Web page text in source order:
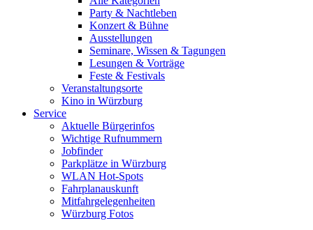
Party & Nachtleben
Konzert & Bühne
Ausstellungen
Seminare, Wissen & Tagungen
Lesungen & Vorträge
Feste & Festivals
Veranstaltungsorte
Kino in Würzburg
Service
Aktuelle Bürgerinfos
Wichtige Rufnummern
Jobfinder
Parkplätze in Würzburg
WLAN Hot-Spots
Fahrplanauskunft
Mitfahrgelegenheiten
Würzburg Fotos